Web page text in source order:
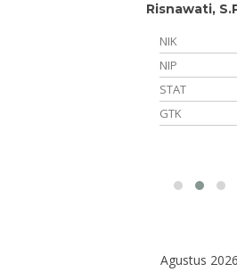
Risnawati,
NIK
NIP
STAT
GTK
Agustus 2026